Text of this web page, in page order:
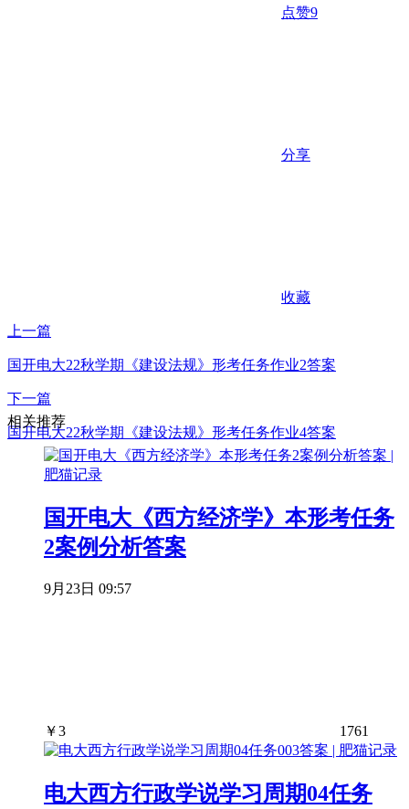
点赞9
分享
收藏
上一篇
国开电大22秋学期《建设法规》形考任务作业2答案
下一篇
国开电大22秋学期《建设法规》形考任务作业4答案
相关推荐
国开电大《西方经济学》本形考任务
2案例分析答案
9月23日 09:57
￥3 1761
电大西方行政学说学习周期04任务